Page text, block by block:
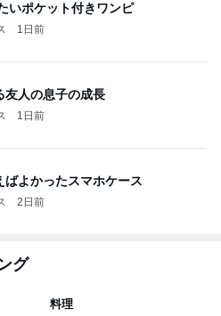
いポケット付きワンピ
1日前
友人の息子の成長
1日前
ばよかったスマホケース
2日前
グ
料理